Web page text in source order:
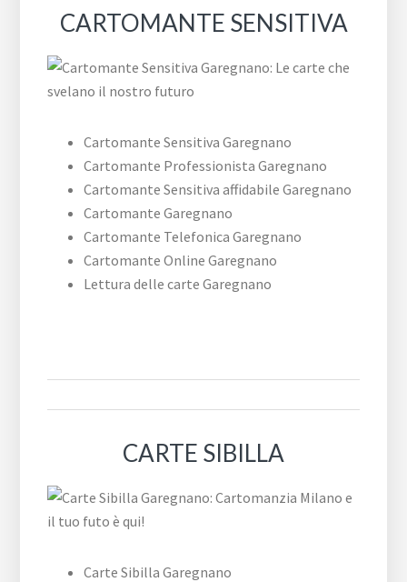
CARTOMANTE SENSITIVA
Cartomante Sensitiva Garegnano
Cartomante Professionista Garegnano
Cartomante Sensitiva affidabile Garegnano
Cartomante Garegnano
Cartomante Telefonica Garegnano
Cartomante Online Garegnano
Lettura delle carte Garegnano
CARTE SIBILLA
Carte Sibilla Garegnano